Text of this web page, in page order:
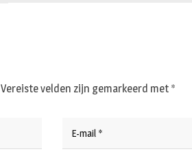
Vereiste velden zijn gemarkeerd met *